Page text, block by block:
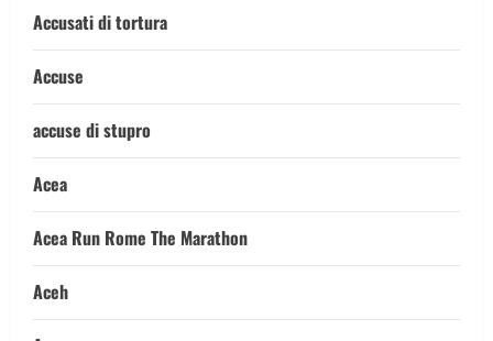
Accusati di tortura
Accuse
accuse di stupro
Acea
Acea Run Rome The Marathon
Aceh